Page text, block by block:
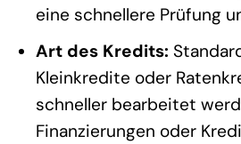
eine schnellere Prüfung
Art des Kredits:
Kleinkredite oder
schneller bearbeitet
Finanzierungen oder